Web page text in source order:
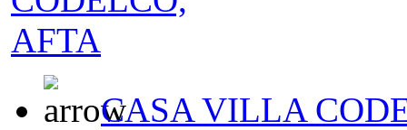
CASA VILLA